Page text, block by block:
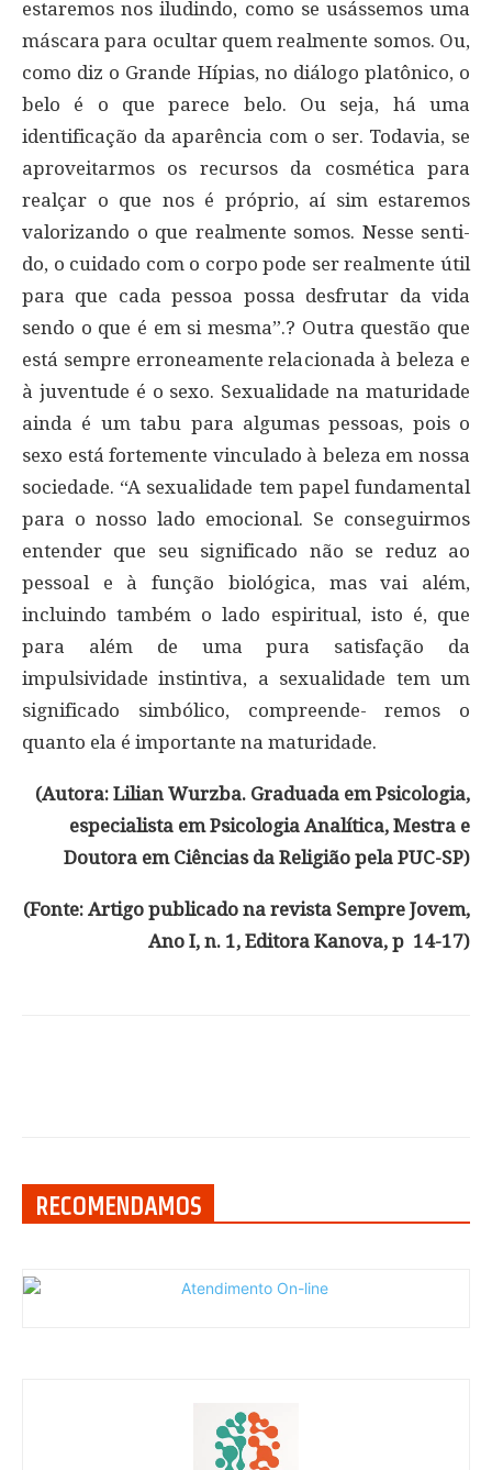
estaremos nos iludindo, como se usássemos uma
máscara para ocultar quem realmente somos. Ou,
como diz o Grande Hípias, no diálogo platônico, o
belo é o que parece belo. Ou seja, há uma
identificação da aparência com o ser. Todavia, se
aproveitarmos os recursos da cosmética para
realçar o que nos é próprio, aí sim estaremos
valorizando o que realmente somos. Nesse senti-
do, o cuidado com o corpo pode ser realmente útil
para que cada pessoa possa desfrutar da vida
sendo o que é em si mesma”.? Outra questão que
está sempre erroneamente relacionada à beleza e
à juventude é o sexo. Sexualidade na maturidade
ainda é um tabu para algumas pessoas, pois o
sexo está fortemente vinculado à beleza em nossa
sociedade. “A sexualidade tem papel fundamental
para o nosso lado emocional. Se conseguirmos
entender que seu significado não se reduz ao
pessoal e à função biológica, mas vai além,
incluindo também o lado espiritual, isto é, que
para além de uma pura satisfação da
impulsividade instintiva, a sexualidade tem um
significado simbólico, compreende- remos o
quanto ela é importante na maturidade.
(Autora: Lilian Wurzba. Graduada em Psicologia,
especialista em Psicologia Analítica, Mestra e
Doutora em Ciências da Religião pela PUC-SP)
(Fonte: Artigo publicado na revista Sempre Jovem,
Ano I, n. 1, Editora Kanova, p 14-17)
RECOMENDAMOS